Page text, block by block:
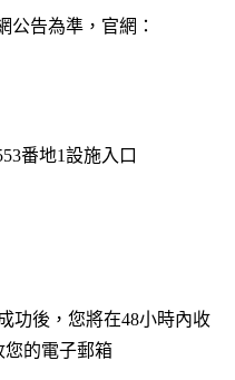
公告為準，官網：
番地1設施入口
功後，您將在48小時內收
您的電子郵箱